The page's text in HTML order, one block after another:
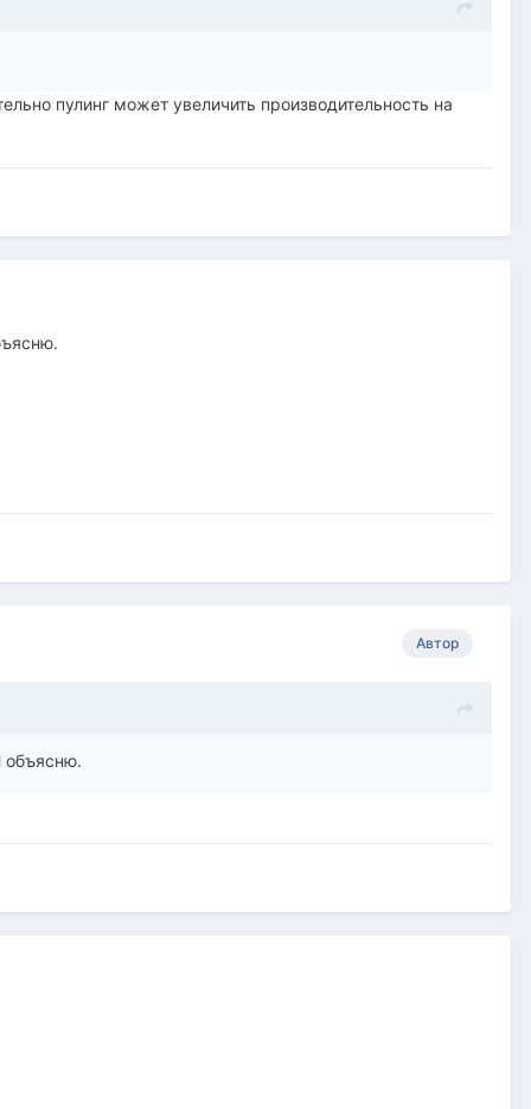
пулинг может увеличить производительность на
Автор
объясню.